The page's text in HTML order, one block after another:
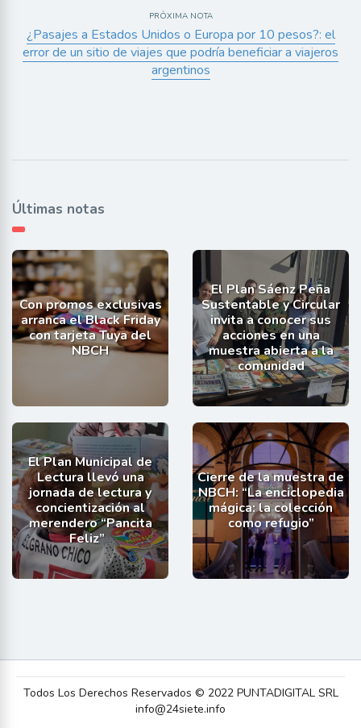
PRÓXIMA NOTA
¿Pasajes a Estados Unidos o Europa por 10 pesos?: el
error de un sitio de viajes que podría beneficiar a viajeros
argentinos
Últimas notas
Con promos exclusivas
arranca el Black Friday
con tarjeta Tuya del
NBCH
El Plan Sáenz Peña
Sustentable y Circular
invita a conocer sus
acciones en una
muestra abierta a la
comunidad
El Plan Municipal de
Lectura llevó una
jornada de lectura y
concientización al
merendero “Pancita
Feliz”
Cierre de la muestra de
NBCH: “La enciclopedia
mágica: la colección
como refugio”
Todos Los Derechos Reservados © 2022 PUNTADIGITAL SRL
info@24siete.info